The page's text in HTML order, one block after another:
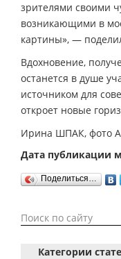
зрителями своими
возникающими в
картины», —
Вдохновение,
останется в душе
источником для
откроет новые
Ирина ШПАК, фото
Дата публикации
Поделиться…
Категории